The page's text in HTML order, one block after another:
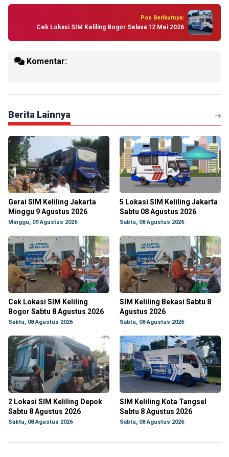
Pos Berikutnya:
Cek Lokasi SIM Keliling Bogor Selasa 12 Mei 2026
Komentar:
Berita Lainnya
Gerai SIM Keliling Jakarta
Minggu 9 Agustus 2026
Minggu, 09 Agustus 2026
5 Lokasi SIM Keliling Jakarta
Sabtu 08 Agustus 2026
Sabtu, 08 Agustus 2026
Cek Lokasi SIM Keliling
Bogor Sabtu 8 Agustus 2026
Sabtu, 08 Agustus 2026
SIM Keliling Bekasi Sabtu 8
Agustus 2026
Sabtu, 08 Agustus 2026
2 Lokasi SIM Keliling Depok
Sabtu 8 Agustus 2026
Sabtu, 08 Agustus 2026
SIM Keliling Kota Tangsel
Sabtu 8 Agustus 2026
Sabtu, 08 Agustus 2026